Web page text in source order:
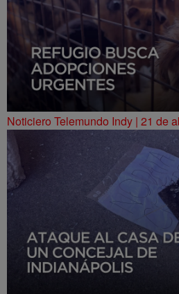
Noticiero Telemundo Indy | 21 de